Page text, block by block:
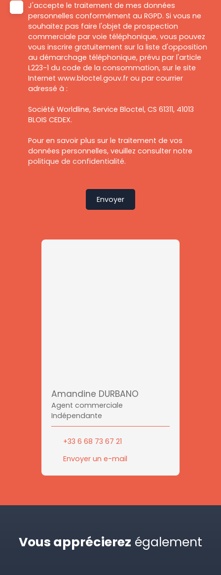
J'accepte le traitement de mes données
personnelles conformément au RGPD. Si vous ne
souhaitez pas faire l'objet de prospection
commerciale par voie téléphonique, vous pouvez
vous inscrire gratuitement sur la liste d'opposition
au démarchage téléphonique, prévu par l'article
L223-1 du code de la consommation, sur le site
Internet www.bloctel.gouv.fr ou par courrier
adressé à :
Société Worldline, Service Bloctel, CS 61311, 41013
BLOIS CEDEX.
Pour en savoir plus sur le traitement de vos
données personnelles, veuillez consulter notre
politique de confidentialité.
Envoyer
Amandine DURBANO
Agent commerciale
Indépendante
+33 6 68 73 67 21
Envoyer un e-mail
Vous apprécierez également